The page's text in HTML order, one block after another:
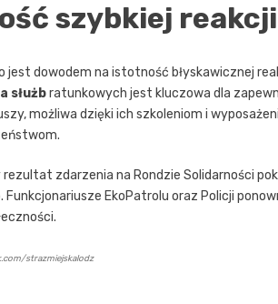
szybkiej reakcji
jest dowodem na istotność błyskawicznej
służbratunkowych jest kluczowa dla
możliwa dzięki ich szkoleniom i
zdarzenia na Rondzie Solidarności
Funkcjonariusze EkoPatrolu oraz Policji
strazmiejskalodz